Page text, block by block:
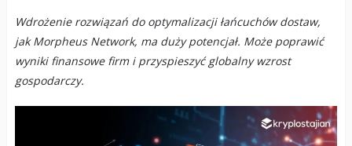
Wdrożenie rozwiązań do optymalizacji łańcuchów dostaw,
jak Morpheus Network, ma duży potencjał. Może poprawić
wyniki finansowe firm i przyspieszyć globalny wzrost
gospodarczy.